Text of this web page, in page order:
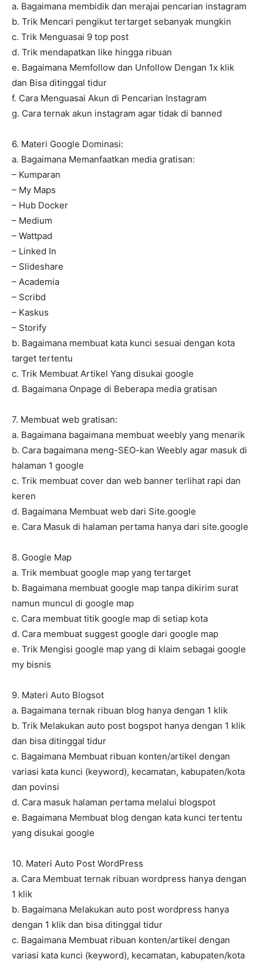
a. Bagaimana membidik dan merajai pencarian instagram
b. Trik Mencari pengikut tertarget sebanyak mungkin
c. Trik Menguasai 9 top post
d. Trik mendapatkan like hingga ribuan
e. Bagaimana Memfollow dan Unfollow Dengan 1x klik
dan Bisa ditinggal tidur
f. Cara Menguasai Akun di Pencarian Instagram
g. Cara ternak akun instagram agar tidak di banned
6. Materi Google Dominasi:
a. Bagaimana Memanfaatkan media gratisan:
– Kumparan
– My Maps
– Hub Docker
– Medium
– Wattpad
– Linked In
– Slideshare
– Academia
– Scribd
– Kaskus
– Storify
b. Bagaimana membuat kata kunci sesuai dengan kota
target tertentu
c. Trik Membuat Artikel Yang disukai google
d. Bagaimana Onpage di Beberapa media gratisan
7. Membuat web gratisan:
a. Bagaimana bagaimana membuat weebly yang menarik
b. Cara bagaimana meng-SEO-kan Weebly agar masuk di
halaman 1 google
c. Trik membuat cover dan web banner terlihat rapi dan
keren
d. Bagaimana Membuat web dari Site.google
e. Cara Masuk di halaman pertama hanya dari site.google
8. Google Map
a. Trik membuat google map yang tertarget
b. Bagaimana membuat google map tanpa dikirim surat
namun muncul di google map
c. Cara membuat titik google map di setiap kota
d. Cara membuat suggest google dari google map
e. Trik Mengisi google map yang di klaim sebagai google
my bisnis
9. Materi Auto Blogsot
a. Bagaimana ternak ribuan blog hanya dengan 1 klik
b. Trik Melakukan auto post bogspot hanya dengan 1 klik
dan bisa ditinggal tidur
c. Bagaimana Membuat ribuan konten/artikel dengan
variasi kata kunci (keyword), kecamatan, kabupaten/kota
dan povinsi
d. Cara masuk halaman pertama melalui blogspot
e. Bagaimana Membuat blog dengan kata kunci tertentu
yang disukai google
10. Materi Auto Post WordPress
a. Cara Membuat ternak ribuan wordpress hanya dengan
1 klik
b. Bagaimana Melakukan auto post wordpress hanya
dengan 1 klik dan bisa ditinggal tidur
c. Bagaimana Membuat ribuan konten/artikel dengan
variasi kata kunci (keyword), kecamatan, kabupaten/kota